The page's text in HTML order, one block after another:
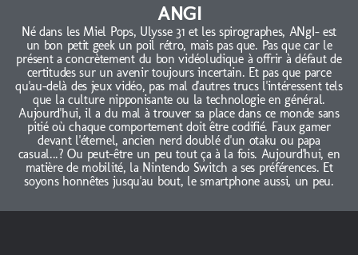
ANGI
Né dans les Miel Pops, Ulysse 31 et les spirographes, ANgI- est
un bon petit geek un poil rétro, mais pas que. Pas que car le
présent a concrètement du bon vidéoludique à offrir à défaut de
certitudes sur un avenir toujours incertain. Et pas que parce
qu'au-delà des jeux vidéo, pas mal d'autres trucs l'intéressent tels
que la culture nipponisante ou la technologie en général.
Aujourd'hui, il a du mal à trouver sa place dans ce monde sans
pitié où chaque comportement doit être codifié. Faux gamer
devant l'éternel, ancien nerd doublé d'un otaku ou papa
casual...? Ou peut-être un peu tout ça à la fois. Aujourd'hui, en
matière de mobilité, la Nintendo Switch a ses préférences. Et
soyons honnêtes jusqu'au bout, le smartphone aussi, un peu.